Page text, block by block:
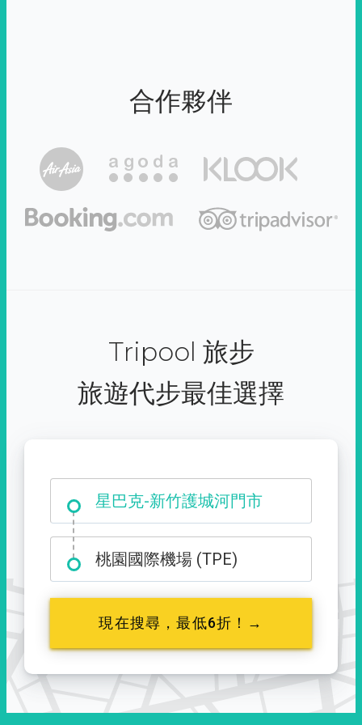
合作夥伴
Tripool 旅步
旅遊代步最佳選擇
大霸尖山登山口
桃園國際機場 (TPE)
現在搜尋，最低6折！→